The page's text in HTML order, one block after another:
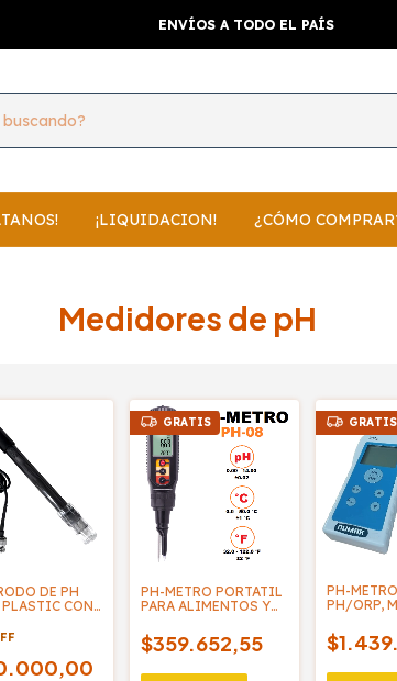
AL
¡LIQUIDACION! ¿CÓMO
Medidores de pH
DE PH
CON
E-201C
GRATIS
PH-METRO PORTATIL
PARA ALIMENTOS Y
MODELO PH-08
$359.652,55
GRATIS
PH-
PH/ORP,